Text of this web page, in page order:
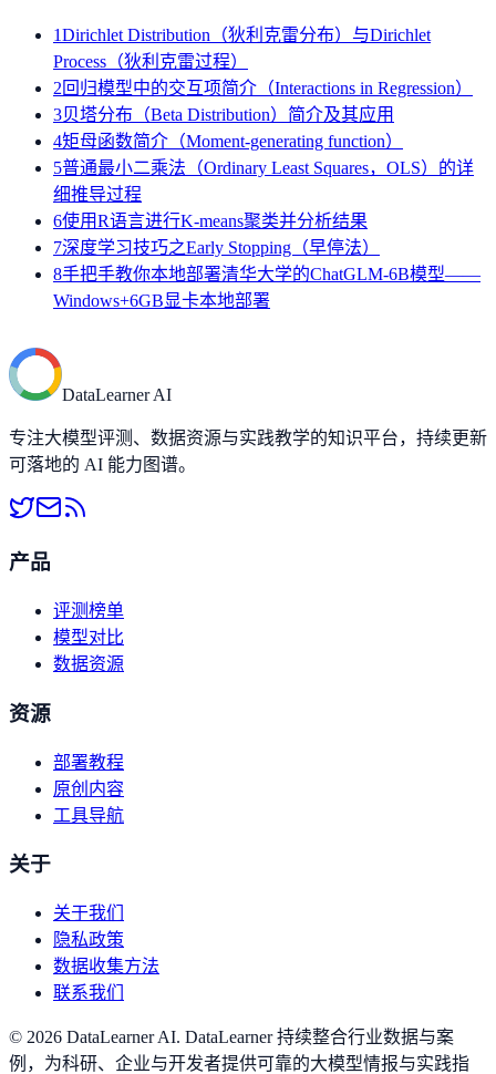
1Dirichlet Distribution（狄利克雷分布）与Dirichlet
Process（狄利克雷过程）
2回归模型中的交互项简介（Interactions in Regression）
3贝塔分布（Beta Distribution）简介及其应用
4矩母函数简介（Moment-generating function）
5普通最小二乘法（Ordinary Least Squares，OLS）的详
细推导过程
6使用R语言进行K-means聚类并分析结果
7深度学习技巧之Early Stopping（早停法）
8手把手教你本地部署清华大学的ChatGLM-6B模型——
Windows+6GB显卡本地部署
DataLearner AI
专注大模型评测、数据资源与实践教学的知识平台，持续更新
可落地的 AI 能力图谱。
产品
评测榜单
模型对比
数据资源
资源
部署教程
原创内容
工具导航
关于
关于我们
隐私政策
数据收集方法
联系我们
© 2026 DataLearner AI. DataLearner 持续整合行业数据与案
例，为科研、企业与开发者提供可靠的大模型情报与实践指